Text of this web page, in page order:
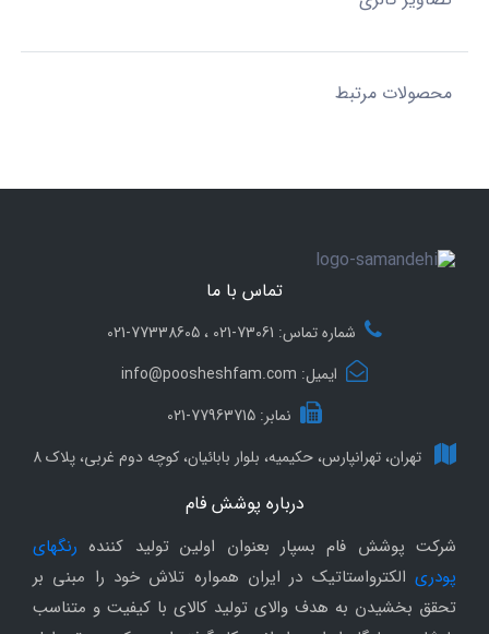
محصولات مرتبط
تماس با ما
شماره تماس: 73061-021 ، 77338605-021
ایمیل: info@poosheshfam.com
نمابر: 77963715-021
تهران، تهرانپارس، حکیمیه، بلوار بابائیان، کوچه دوم غربی، پلاک 8
درباره پوشش فام
شرکت پوشش فام بسپار بعنوان اولین تولید کننده رنگهای
پودری الکترواستاتیک در ایران همواره تلاش خود را مبنی بر
تحقق بخشیدن به هدف والای تولید کالای با کیفیت و متناسب